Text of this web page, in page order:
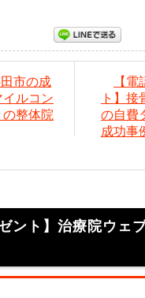
市の成
ルコン
整体院
【
ト】接
の自費
成功事
ント】治療院ウェ